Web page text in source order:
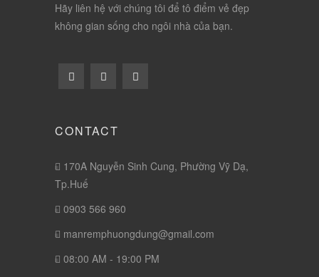
Hãy liên hệ với chúng tôi để tô điểm vẻ đẹp
không gian sống cho ngôi nhà của bạn.
CONTACT
170A Nguyễn Sinh Cung, Phường Vỹ Dạ,
Tp.Huế
0903 566 960
manremphuongdung@gmail.com
08:00 AM - 19:00 PM